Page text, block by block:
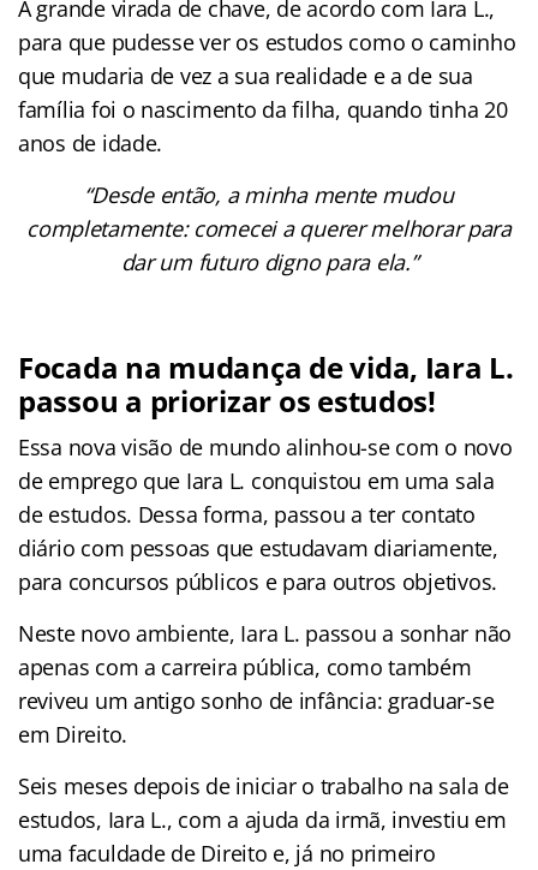
A grande virada de chave, de acordo com Iara L.,
para que pudesse ver os estudos como o caminho
que mudaria de vez a sua realidade e a de sua
família foi o nascimento da filha, quando tinha 20
anos de idade.
“Desde então, a minha mente mudou
completamente: comecei a querer melhorar para
dar um futuro digno para ela.”
Focada na mudança de vida, Iara L.
passou a priorizar os estudos!
Essa nova visão de mundo alinhou-se com o novo
de emprego que Iara L. conquistou em uma sala
de estudos. Dessa forma, passou a ter contato
diário com pessoas que estudavam diariamente,
para concursos públicos e para outros objetivos.
Neste novo ambiente, Iara L. passou a sonhar não
apenas com a carreira pública, como também
reviveu um antigo sonho de infância: graduar-se
em Direito.
Seis meses depois de iniciar o trabalho na sala de
estudos, Iara L., com a ajuda da irmã, investiu em
uma faculdade de Direito e, já no primeiro